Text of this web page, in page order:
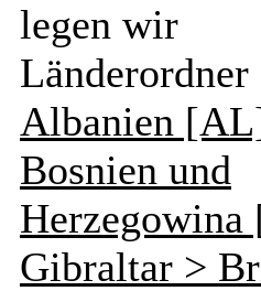
legen wir
Länderordner
Albanien
Bosnien und
Gibraltar >